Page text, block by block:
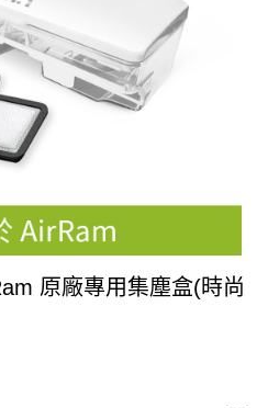
原廠專用集塵盒(時尚